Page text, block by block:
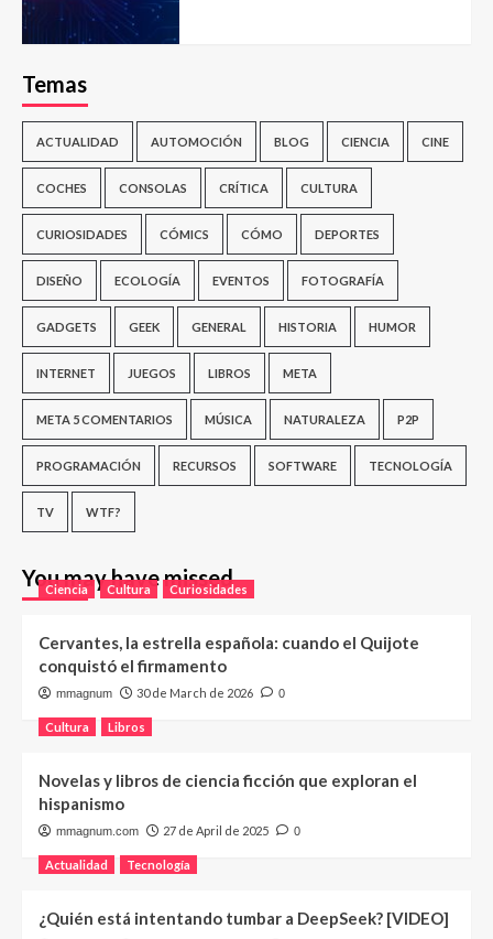
Temas
ACTUALIDAD AUTOMOCIÓN BLOG CIENCIA CINE
COCHES CONSOLAS CRÍTICA CULTURA
CURIOSIDADES CÓMICS CÓMO DEPORTES
DISEÑO ECOLOGÍA EVENTOS FOTOGRAFÍA
GADGETS GEEK GENERAL HISTORIA HUMOR
INTERNET JUEGOS LIBROS META
META 5 COMENTARIOS MÚSICA NATURALEZA P2P
PROGRAMACIÓN RECURSOS SOFTWARE TECNOLOGÍA
TV WTF?
You may have missed
Ciencia Cultura Curiosidades
Cervantes, la estrella española: cuando el Quijote
conquistó el firmamento
mmagnum 30 de March de 2026 0
Cultura Libros
Novelas y libros de ciencia ficción que exploran el
hispanismo
mmagnum.com 27 de April de 2025 0
Actualidad Tecnología
¿Quién está intentando tumbar a DeepSeek? [VIDEO]